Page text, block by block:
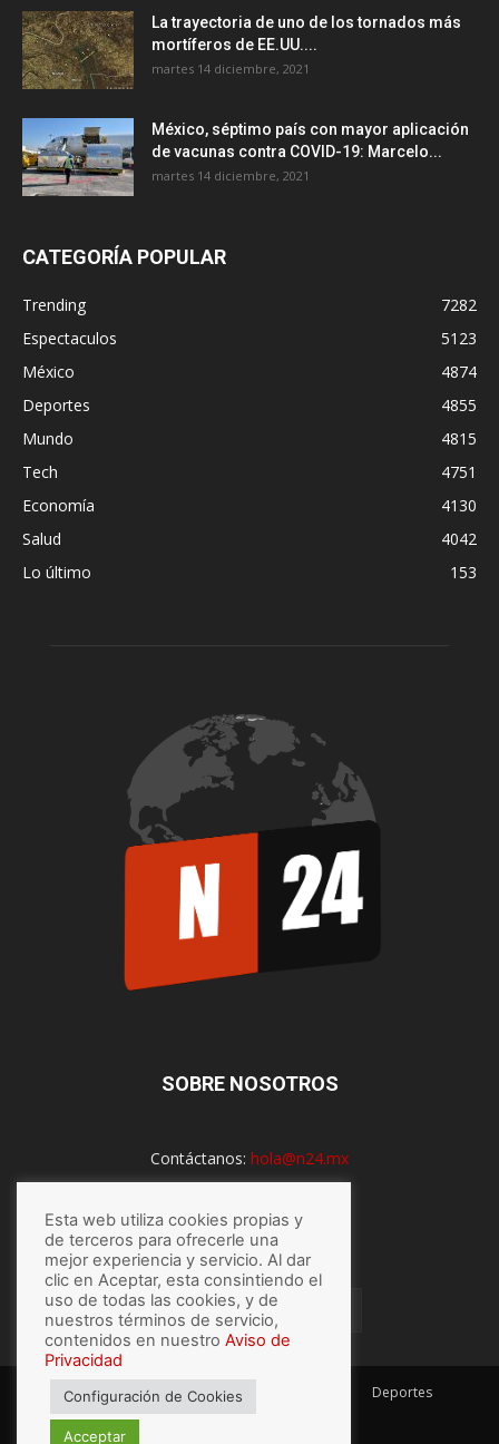
La trayectoria de uno de los tornados más
mortíferos de EE.UU....
martes 14 diciembre, 2021
México, séptimo país con mayor aplicación
de vacunas contra COVID-19: Marcelo...
martes 14 diciembre, 2021
CATEGORÍA POPULAR
Trending
7282
Espectaculos
5123
México
4874
Deportes
4855
Mundo
4815
Tech
4751
Economía
4130
Salud
4042
Lo último
153
SOBRE NOSOTROS
Contáctanos: hola@n24.mx
SÍGUENOS
México Mundo Economía
Deportes
Espectaculos
Esta web utiliza cookies propias y
de terceros para ofrecerle una
mejor experiencia y servicio. Al dar
clic en Aceptar, esta consintiendo el
uso de todas las cookies, y de
nuestros términos de servicio,
contenidos en nuestro Aviso de
Privacidad
Configuración de Cookies
Acceptar